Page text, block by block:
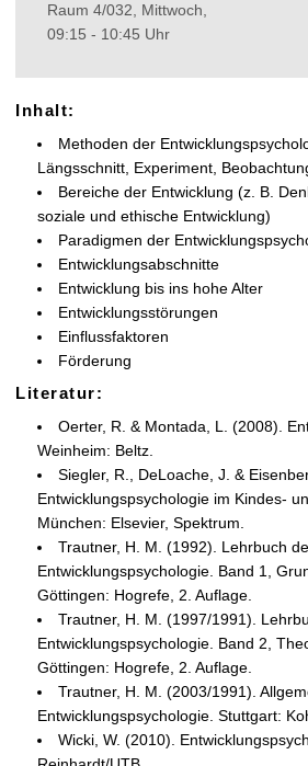
Raum 4/032, Mittwoch,
09:15 - 10:45 Uhr
Inhalt:
Methoden der
Längsschnitt, Experiment,
Bereiche der Entwicklung (z. B.
soziale und ethische Entwicklung)
Paradigmen der
Entwicklungsabschnitte
Entwicklung bis ins hohe Alter
Entwicklungsstörungen
Einflussfaktoren
Förderung
Literatur:
Oerter, R. & Montada, L. (2008).
Weinheim: Beltz.
Siegler, R., DeLoache, J. &
Entwicklungspsychologie im Kindes-
München: Elsevier, Spektrum.
Trautner, H. M. (1992). Lehrbuch
Entwicklungspsychologie. Band 1,
Göttingen: Hogrefe, 2. Auflage.
Trautner, H. M. (1997/1991).
Entwicklungspsychologie. Band 2,
Göttingen: Hogrefe, 2. Auflage.
Trautner, H. M. (2003/1991).
Entwicklungspsychologie. Stuttgart:
Wicki, W. (2010).